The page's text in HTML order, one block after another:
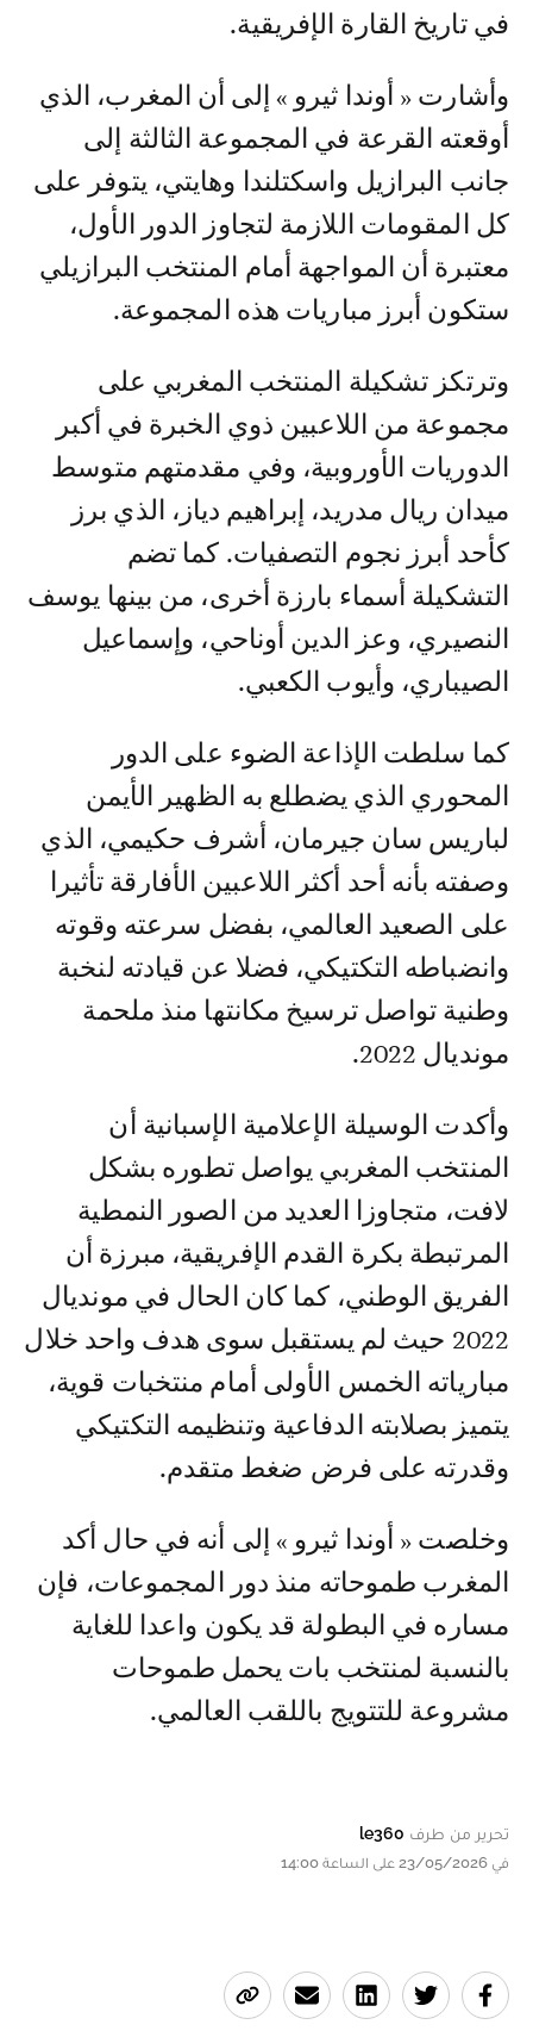
في تاريخ القارة الإفريقية.
وأشارت « أوندا ثيرو » إلى أن المغرب، الذي
أوقعته القرعة في المجموعة الثالثة إلى
جانب البرازيل واسكتلندا وهايتي، يتوفر على
كل المقومات اللازمة لتجاوز الدور الأول،
معتبرة أن المواجهة أمام المنتخب البرازيلي
ستكون أبرز مباريات هذه المجموعة.
وترتكز تشكيلة المنتخب المغربي على
مجموعة من اللاعبين ذوي الخبرة في أكبر
الدوريات الأوروبية، وفي مقدمتهم متوسط
ميدان ريال مدريد، إبراهيم دياز، الذي برز
كأحد أبرز نجوم التصفيات. كما تضم
التشكيلة أسماء بارزة أخرى، من بينها يوسف
النصيري، وعز الدين أوناحي، وإسماعيل
الصيباري، وأيوب الكعبي.
كما سلطت الإذاعة الضوء على الدور
المحوري الذي يضطلع به الظهير الأيمن
لباريس سان جيرمان، أشرف حكيمي، الذي
وصفته بأنه أحد أكثر اللاعبين الأفارقة تأثيرا
على الصعيد العالمي، بفضل سرعته وقوته
وانضباطه التكتيكي، فضلا عن قيادته لنخبة
وطنية تواصل ترسيخ مكانتها منذ ملحمة
مونديال 2022.
وأكدت الوسيلة الإعلامية الإسبانية أن
المنتخب المغربي يواصل تطوره بشكل
لافت، متجاوزا العديد من الصور النمطية
المرتبطة بكرة القدم الإفريقية، مبرزة أن
الفريق الوطني، كما كان الحال في مونديال
2022 حيث لم يستقبل سوى هدف واحد خلال
مبارياته الخمس الأولى أمام منتخبات قوية،
يتميز بصلابته الدفاعية وتنظيمه التكتيكي
وقدرته على فرض ضغط متقدم.
وخلصت « أوندا ثيرو » إلى أنه في حال أكد
المغرب طموحاته منذ دور المجموعات، فإن
مساره في البطولة قد يكون واعدا للغاية
بالنسبة لمنتخب بات يحمل طموحات
مشروعة للتتويج باللقب العالمي.
تحرير من طرف le360
في 23/05/2026 على الساعة 14:00